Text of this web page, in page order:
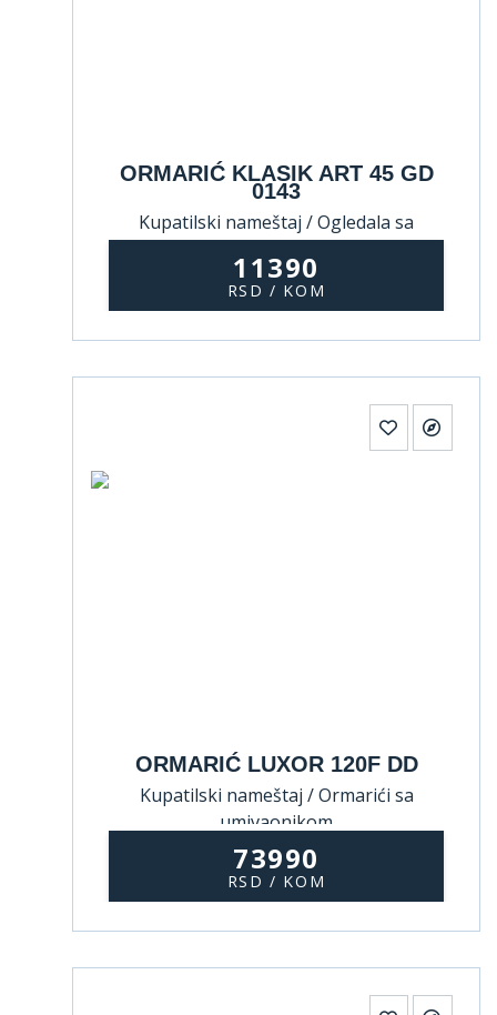
ORMARIĆ KLASIK ART 45 GD
0143
Kupatilski nameštaj / Ogledala sa
11390
RSD / KOM
ORMARIĆ LUXOR 120F DD
Kupatilski nameštaj / Ormarići sa
umivaonikom
73990
RSD / KOM